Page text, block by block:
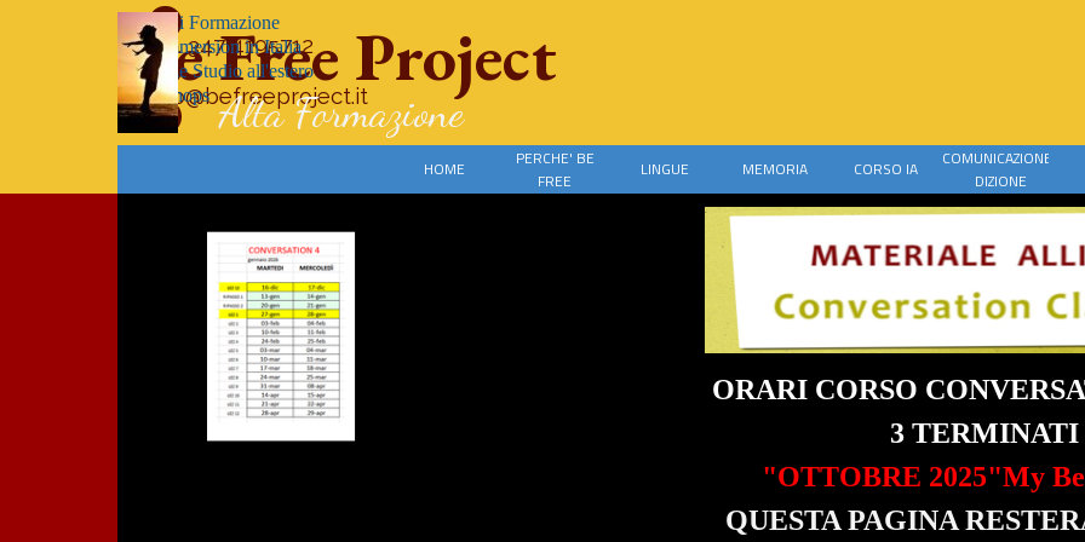
Vai ai contenuti
HOME
PERCHE' BE
FREE
LINGUE ▼
MEMORIA CORSO IA
COMUNICAZIONE-
DIZIONE
Be Free Project
cell. 347 4195712
info@befreeproject.it
Alta Formazione
-Corsi di Formazione
-Full Immersion in Italia
-Vacanze Studio all'estero
-Workshops
-Eventi
ORARI CORSO
3 TERMINATI
"OTTOBRE 2025"My
QUESTA PAGINA